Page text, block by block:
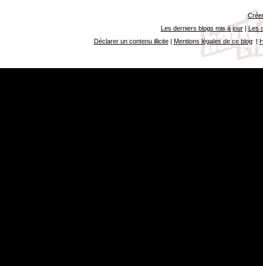
Les derniers blogs mis à jour| Les
Déclarer un contenu illicite| Mentions légales de ce blog|